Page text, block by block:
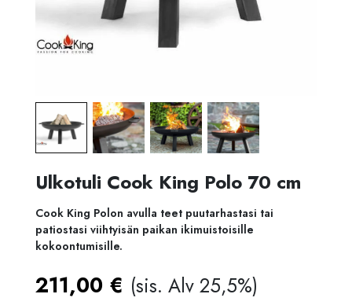
Ulkotuli Cook King Polo 70 cm
Cook King Polon avulla teet puutarhastasi tai
patiostasi viihtyisän paikan ikimuistoisille
kokoontumisille.
211,00 € (sis. Alv 25,5%)